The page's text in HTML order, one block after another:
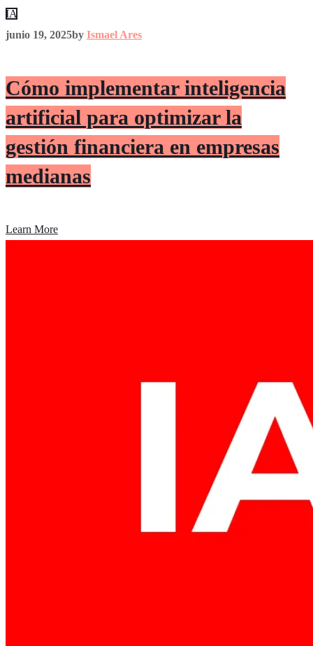
IA
junio 19, 2025by Ismael Ares
Cómo implementar inteligencia
artificial para optimizar la
gestión financiera en empresas
medianas
Learn More